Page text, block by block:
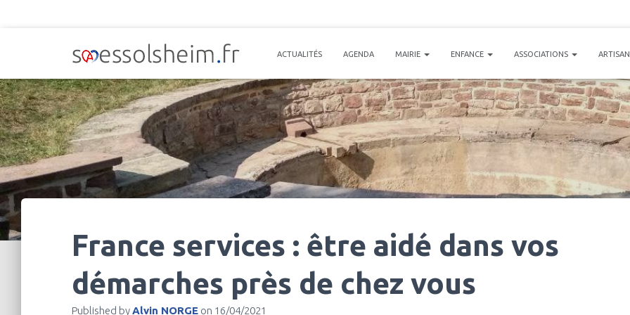
ACTUALITÉS AGENDA MAIRIE ENFANCE ASSOCIATIONS
France services : être aidé dans vos
démarches près de chez vous
Published byAlvin NORGE on 16/04/2021